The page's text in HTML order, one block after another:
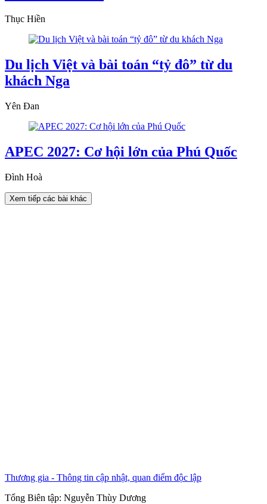
Thục Hiền
Du lịch Việt và bài toán “tỷ đô” từ du
khách Nga
Yên Đan
APEC 2027: Cơ hội lớn của Phú Quốc
Đình Hoà
Xem tiếp các bài khác
Thương gia - Thông tin cập nhật, quan điểm độc lập
Tổng Biên tập: Nguyễn Thùy Dương